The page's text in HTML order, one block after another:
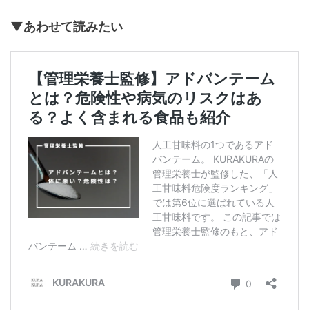
▼あわせて読みたい